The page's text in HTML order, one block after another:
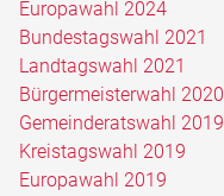
Europawahl 2024
Bundestagswahl 2021
Landtagswahl 2021
Bürgermeisterwahl 2020
Gemeinderatswahl 2019
Kreistagswahl 2019
Europawahl 2019